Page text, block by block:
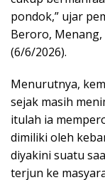
pondok,” ujar
Beroro,
(6/6/2026).
Menurutnya,
sejak masih
itulah ia
dimiliki oleh
diyakini suatu
terjun ke